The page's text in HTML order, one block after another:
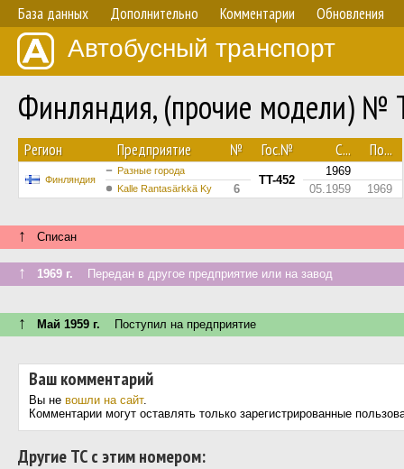
База данных Дополнительно Комментарии Обновления
Автобусный транспорт
Финляндия, (прочие модели) №
Регион Предприятие № Гос.№ С... По...
Финляндия
Разные города
TT-452
1969
Kalle Rantasärkkä Ky 6 05.1959 1969
↑ Списан
↑ 1969 г. Передан в другое предприятие или на завод
↑ Май 1959 г. Поступил на предприятие
Ваш комментарий
Вы не вошли на сайт.
Комментарии могут оставлять только зарегистрированные
Другие ТС с этим номером: